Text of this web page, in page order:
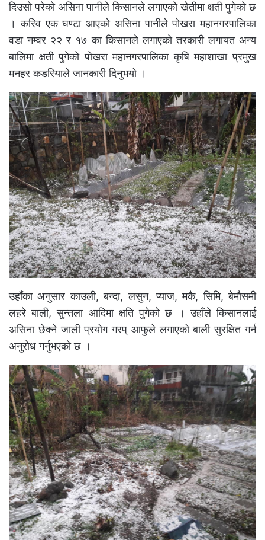
दिउसो परेको असिना पानीले किसानले लगाएको खेतीमा क्षती पुगेको छ
। करिव एक घण्टा आएको असिना पानीले पोखरा महानगरपालिका
वडा नम्वर २२ र १७ का किसानले लगाएको तरकारी लगायत अन्य
बालिमा क्षती पुगेको पोखरा महानगरपालिका कृषि महाशाखा प्रमुख
मनहर कडरियाले जानकारी दिनुभयो ।
उहाँका अनुसार काउली, बन्दा, लसुन, प्याज, मकै, सिमि, बेमौसमी
लहरे बाली, सुन्तला आदिमा क्षति पुगेको छ । उहाँले किसानलाई
असिना छेक्ने जाली प्रयोग गरप् आफुले लगाएको बाली सुरक्षित गर्न
अनुरोध गर्नुभएको छ ।